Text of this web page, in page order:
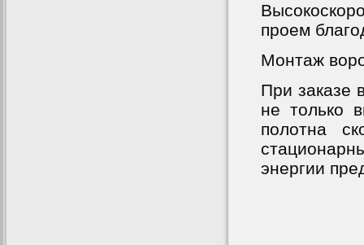
проем
Монтаж
При заказе
не только
полотна
энергии